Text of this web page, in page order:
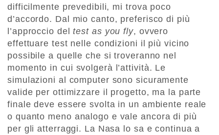
difficilmente prevedibili, mi trova poco
d’accordo. Dal mio canto, preferisco di più
l’approccio deltest as you fly, ovvero
effettuare test nelle condizioni il più vicino
possibile a quelle che si troveranno nel
momento in cui svolgerà l’attività. Le
simulazioni al computer sono sicuramente
valide per ottimizzare il progetto, ma la parte
finale deve essere svolta in un ambiente reale
o quanto meno analogo e vale ancora di più
per gli atterraggi. La Nasa lo sa e continua a